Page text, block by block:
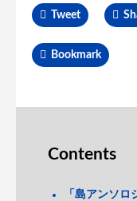
Tweet
Bookmark
Contents
「島アンソロ